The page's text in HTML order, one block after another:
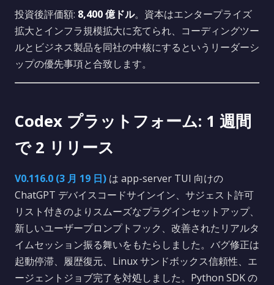
投資後評価額: 8,400 億ドル。資本はエンタープライズ
拡大とインフラ規模拡大に充てられ、コーディングツー
ルとビジネス製品を同社の中核にするというリーダーシ
ップの優先事項と合致します。
Codex プラットフォーム: 1 週間
で 2 リリース
V0.116.0 (3 月 19 日) は app-server TUI 向けの
ChatGPT デバイスコードサインイン、サジェスト許可
リスト付きのよりスムーズなプラグインセットアップ、
新しいユーザープロンプトフック、改善されたリアルタ
イムセッション振る舞いをもたらしました。バグ修正は
起動停滞、履歴復元、Linux サンドボックス信頼性、エ
ージェントジョブ完了を対処しました。Python SDK の